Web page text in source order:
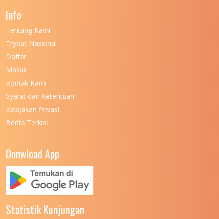
UNIVERSITAS NEGERI KHAIRUN
UNIVERSITAS NEGERI MEDAN
UNIVERSITAS NEGERI PADANG
UNIVERSITAS NUSA CENDANA
UNIVERSITAS PADJADJARAN
Info
Tentang Kami
Tryout Nasional
Daftar
Masuk
Kontak Kami
Syarat dan Ketentuan
Kebijakan Privasi
Berita Terkini
Donwload App
Statistik Kunjungan